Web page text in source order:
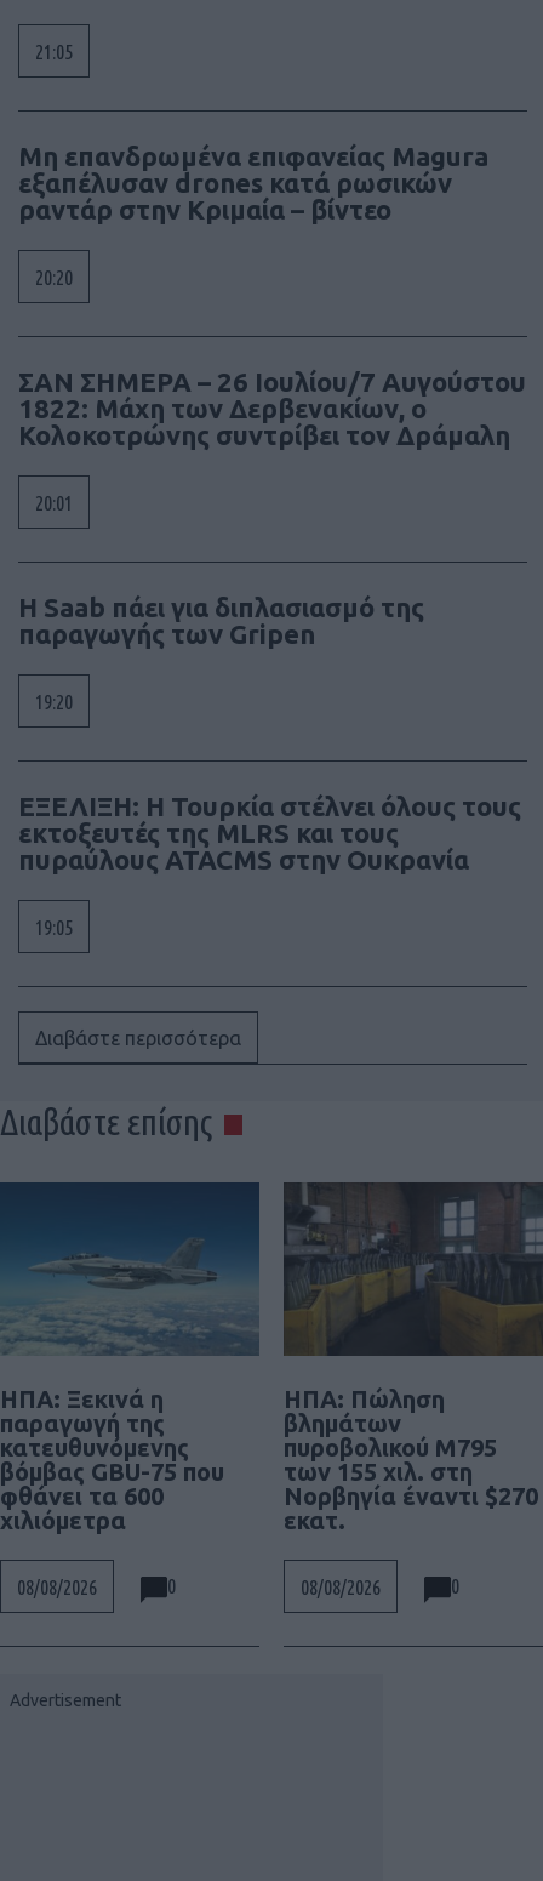
21:05
Μη επανδρωμένα επιφανείας Magura
εξαπέλυσαν drones κατά ρωσικών
ραντάρ στην Κριμαία – βίντεο
20:20
ΣΑΝ ΣΗΜΕΡΑ – 26 Ιουλίου/7 Αυγούστου
1822: Μάχη των Δερβενακίων, ο
Κολοκοτρώνης συντρίβει τον Δράμαλη
20:01
H Saab πάει για διπλασιασμό της
παραγωγής των Gripen
19:20
ΕΞΕΛΙΞΗ: H Τουρκία στέλνει όλους τους
εκτοξευτές της MLRS και τους
πυραύλους ATACMS στην Ουκρανία
19:05
Διαβάστε περισσότερα
Διαβάστε επίσης
ΗΠΑ: Ξεκινά η
παραγωγή της
κατευθυνόμενης
βόμβας GBU-75 που
φθάνει τα 600
χιλιόμετρα
08/08/2026 0
ΗΠΑ: Πώληση
βλημάτων
πυροβολικού M795
των 155 χιλ. στη
Νορβηγία έναντι $270
εκατ.
08/08/2026 0